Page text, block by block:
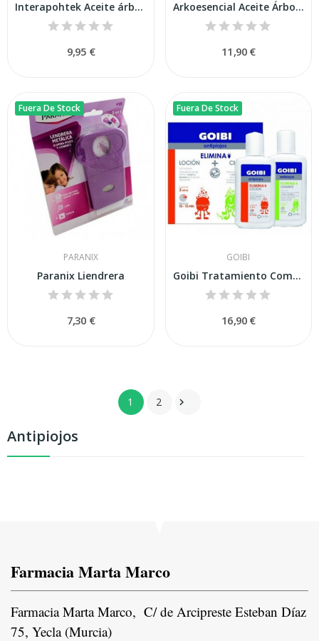
Antipiojos
Interapohtek Aceite árbol De Té 30ml
9,95 €
Arkoesencial Aceite Árbol Del Té 10 ml
11,90 €
Fuera De Stock
PARANIX
Paranix Liendrera
7,30 €
Fuera De Stock
GOIBI
Goibi Tratamiento Completo Antipara
16,90 €
1 2 
Farmacia Marta Marco
Farmacia Marta Marco, C/ de Arcipreste Esteban Díaz
75, Yecla (Murcia)